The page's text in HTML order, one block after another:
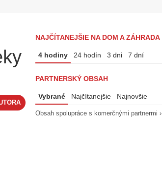
NAJČÍTANEJŠIE NA DOM A ZÁHRADA
4 hodiny 24 hodín 3 dni 7 dní
PARTNERSKÝ OBSAH
Vybrané Najčítanejšie Najnovšie
Obsah spolupráce s komerčnými partnermi ›